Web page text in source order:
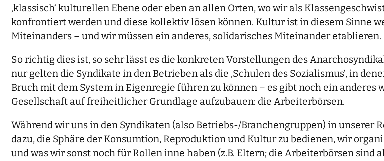
‚klassisch‘ kulturellen Ebene oder eben an allen Orten, wo wir als
konfrontiert werden und diese kollektiv lösen können. Kultur ist in diesem Sinne
Miteinanders – und wir müssen ein anderes, solidarisches Miteinander etablieren.
So richtig dies ist, so sehr lässt es die konkreten Vorstellungen des
nur gelten die Syndikate in den Betrieben als die ‚Schulen des Sozialismus‘, in
Bruch mit dem System in Eigenregie führen zu können – es gibt noch ein
Gesellschaft auf freiheitlicher Grundlage aufzubauen: die Arbeiterbörsen.
Während wir uns in den Syndikaten (also Betriebs-/Branchengruppen) in unserer
dazu, die Sphäre der Konsumtion, Reproduktion und Kultur zu bedienen, wir
und was wir sonst noch für Rollen inne haben (z.B. Eltern; die Arbeiterbörsen